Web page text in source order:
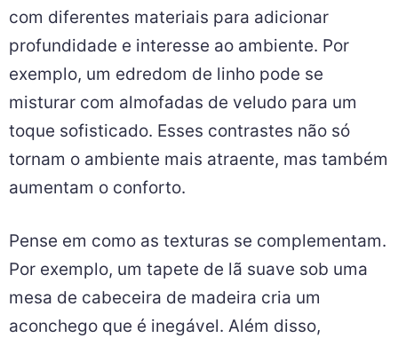
com diferentes materiais para adicionar
profundidade e interesse ao ambiente. Por
exemplo, um edredom de linho pode se
misturar com almofadas de veludo para um
toque sofisticado. Esses contrastes não só
tornam o ambiente mais atraente, mas também
aumentam o conforto.
Pense em como as texturas se complementam.
Por exemplo, um tapete de lã suave sob uma
mesa de cabeceira de madeira cria um
aconchego que é inegável. Além disso,